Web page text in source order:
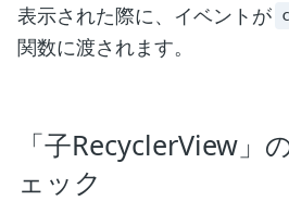
表示された際に、イベントが
関数に渡されます。
「子RecyclerView」
ェック